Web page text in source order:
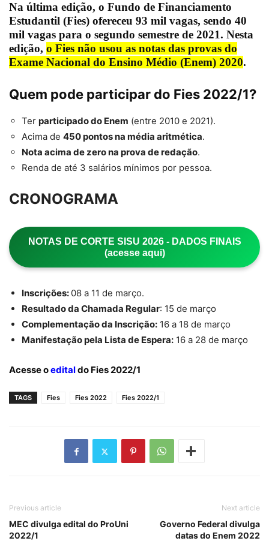
Na última edição, o Fundo de Financiamento
Estudantil (Fies) ofereceu 93 mil vagas, sendo 40
mil vagas para o segundo semestre de 2021. Nesta
edição, o Fies não usou as notas das provas do
Exame Nacional do Ensino Médio (Enem) 2020.
Quem pode participar do Fies 2022/1?
Ter participado do Enem (entre 2010 e 2021).
Acima de 450 pontos na média aritmética.
Nota acima de zero na prova de redação.
Renda de até 3 salários mínimos por pessoa.
CRONOGRAMA
NOTAS DE CORTE SISU 2026 - DADOS FINAIS
(acesse aqui)
Inscrições: 08 a 11 de março.
Resultado da Chamada Regular: 15 de março
Complementação da Inscrição: 16 a 18 de março
Manifestação pela Lista de Espera: 16 a 28 de março
Acesse oeditaldo Fies 2022/1
TAGS Fies Fies 2022 Fies 2022/1
Previous article
MEC divulga edital do ProUni
2022/1
Next article
Governo Federal divulga
datas do Enem 2022